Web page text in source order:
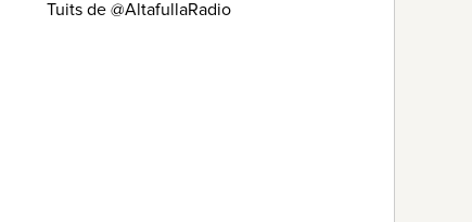
Tuits de @AltafullaRadio